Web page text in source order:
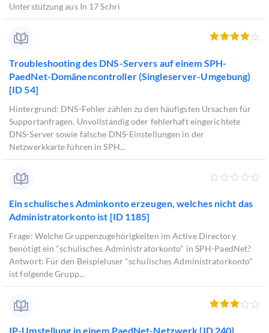
Unterstützung aus In 17 Schri
Troubleshooting des DNS-Servers auf einem SPH-
PaedNet-Domänencontroller (Singleserver-Umgebung)
[ID 54]
Hintergrund: DNS-Fehler zählen zu den häufigsten Ursachen für
Supportanfragen. Unvollständig oder fehlerhaft eingerichtete
DNS-Server sowie falsche DNS-Einstellungen in der
Netzwerkkarte führen in SPH...
Ein schulisches Adminkonto erzeugen, welches nicht das
Administratorkonto ist [ID 1185]
Frage: Welche Gruppenzugehörigkeiten im Active Directory
benötigt ein "schulisches Administratorkonto" in SPH-PaedNet?
Antwort: Für den Beispieluser "schulisches Administratorkonto"
ist folgende Grupp...
IP-Umstellung in einem PaedNet-Netzwerk [ID 240]